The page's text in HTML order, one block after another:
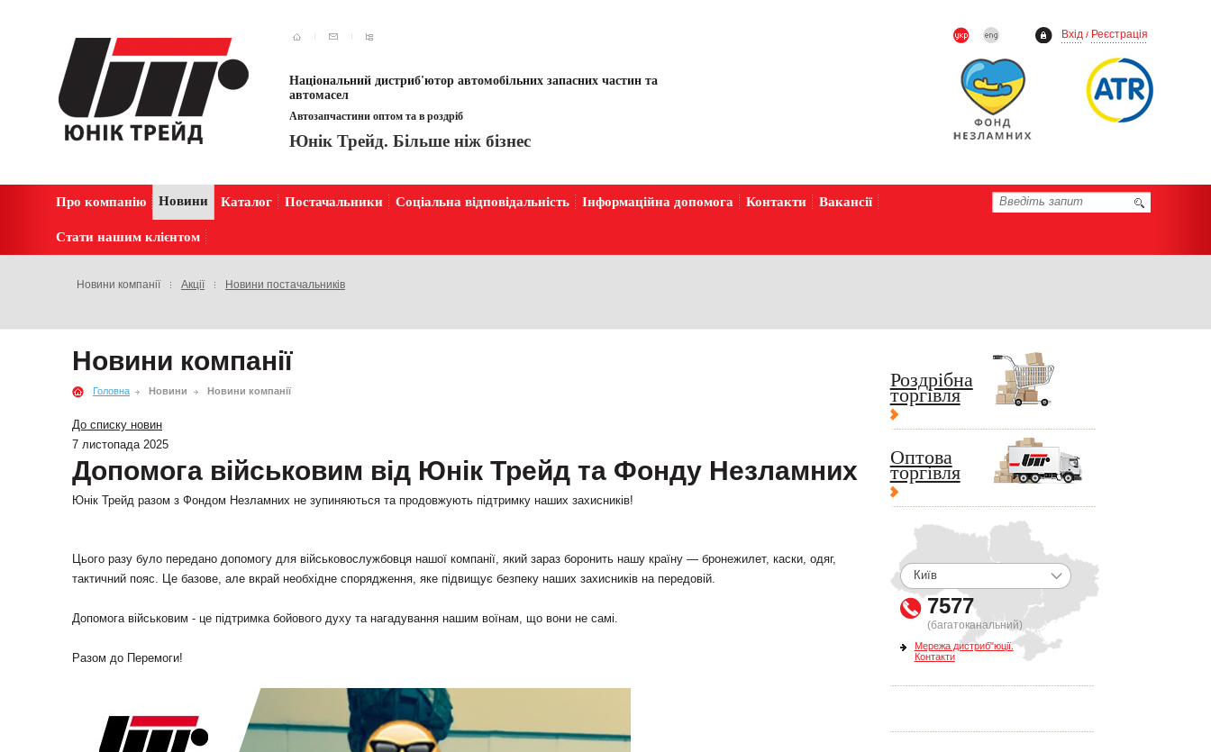
Вхід / Реєстрація
Національний дистриб'ютор автомобільних запасних частин та
автомасел
Автозапчастини оптом та в роздріб
Юнік Трейд. Більше ніж бізнес
Про компанію Новини Каталог Постачальники Соціальна відповідальність Інформаційна допомога Контакти Вакансії
Стати нашим клієнтом
Новини компанії Акції Новини постачальників
Новини компанії
Головна Новини Новини компанії
До списку новин
7 листопада 2025
Допомога військовим від Юнік Трейд та Фонду Незламних
Юнік Трейд разом з Фондом Незламних не зупиняються та продовжують підтримку наших захисників!
Цього разу було передано допомогу для військовослужбовця нашої компанії, який зараз боронить нашу країну — бронежилет, каски, одяг,
тактичний пояс. Це базове, але вкрай необхідне спорядження, яке підвищує безпеку наших захисників на передовій.
Допомога військовим - це підтримка бойового духу та нагадування нашим воїнам, що вони не самі.
Разом до Перемоги!
Роздрібна
торгівля
Оптова
торгівля
7577
(багатоканальний)
Мережа дистриб"юції.
Контакти